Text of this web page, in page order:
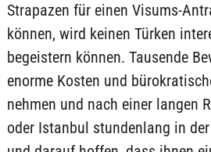
Strapazen für einen Visums-
können, wird keinen Türken
begeistern können. Tausende
enorme Kosten und
nehmen und nach einer langen
oder Istanbul stundenlang in